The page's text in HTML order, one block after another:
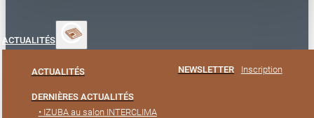
ACTUALITÉS
ACTUALITÉS
DERNIÈRES ACTUALITÉS
• IZUBA au salon INTERCLIMA
NEWSLETTER Inscription